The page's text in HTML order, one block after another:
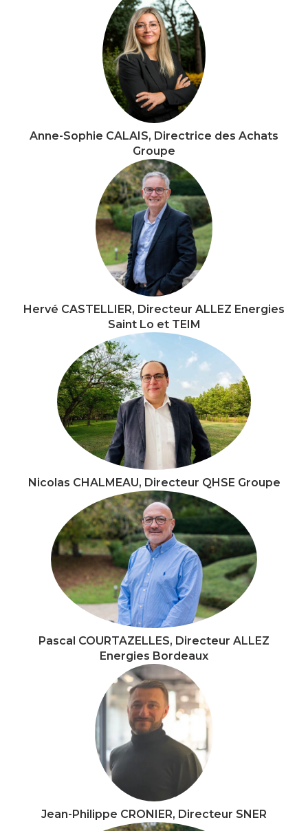
Anne-Sophie CALAIS, Directrice des Achats
Groupe
Hervé CASTELLIER, Directeur ALLEZ Energies
Saint Lo et TEIM
Nicolas CHALMEAU, Directeur QHSE Groupe
Pascal COURTAZELLES, Directeur ALLEZ
Energies Bordeaux
Jean-Philippe CRONIER, Directeur SNER